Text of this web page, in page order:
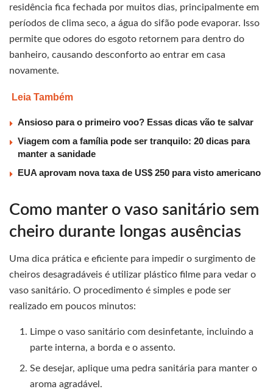
residência fica fechada por muitos dias, principalmente em
períodos de clima seco, a água do sifão pode evaporar. Isso
permite que odores do esgoto retornem para dentro do
banheiro, causando desconforto ao entrar em casa
novamente.
Leia Também
Ansioso para o primeiro voo? Essas dicas vão te salvar
Viagem com a família pode ser tranquilo: 20 dicas para
manter a sanidade
EUA aprovam nova taxa de US$ 250 para visto americano
Como manter o vaso sanitário sem
cheiro durante longas ausências
Uma dica prática e eficiente para impedir o surgimento de
cheiros desagradáveis é utilizar plástico filme para vedar o
vaso sanitário. O procedimento é simples e pode ser
realizado em poucos minutos:
Limpe o vaso sanitário com desinfetante, incluindo a
parte interna, a borda e o assento.
Se desejar, aplique uma pedra sanitária para manter o
aroma agradável.